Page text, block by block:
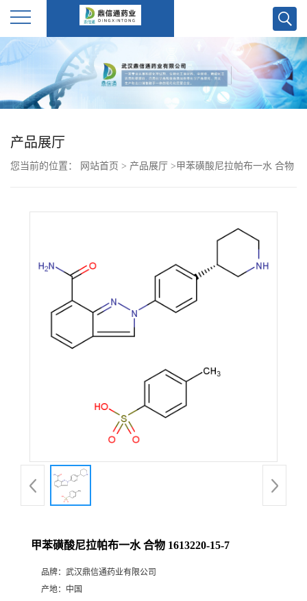
公
产
产品展厅
您当前的位置： 网站首页 > 产品展厅 >甲苯磺酸尼拉帕布一水 合物
甲苯磺酸尼拉帕布一水 合物 1613220-15-7
品牌： 武汉鼎信通药业有限公司
产地： 中国